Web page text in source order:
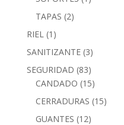
TAPAS (2)
RIEL (1)
SANITIZANTE (3)
SEGURIDAD (83)
CANDADO (15)
CERRADURAS (15)
GUANTES (12)